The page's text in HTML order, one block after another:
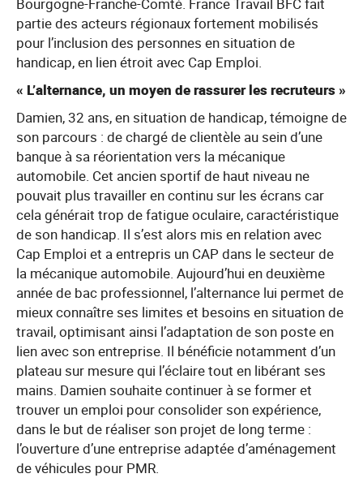
partie des acteurs régionaux fortement mobilisés
pour l’inclusion des personnes en situation de
handicap, en lien étroit avec Cap Emploi.
« L’alternance, un moyen de rassurer les recruteurs »
Damien, 32 ans, en situation de handicap, témoigne de
son parcours : de chargé de clientèle au sein d’une
banque à sa réorientation vers la mécanique
automobile. Cet ancien sportif de haut niveau ne
pouvait plus travailler en continu sur les écrans car
cela générait trop de fatigue oculaire, caractéristique
de son handicap. Il s’est alors mis en relation avec
Cap Emploi et a entrepris un CAP dans le secteur de
la mécanique automobile. Aujourd’hui en deuxième
année de bac professionnel, l’alternance lui permet de
mieux connaître ses limites et besoins en situation de
travail, optimisant ainsi l’adaptation de son poste en
lien avec son entreprise. Il bénéficie notamment d’un
plateau sur mesure qui l’éclaire tout en libérant ses
mains. Damien souhaite continuer à se former et
trouver un emploi pour consolider son expérience,
dans le but de réaliser son projet de long terme :
l’ouverture d’une entreprise adaptée d’aménagement
de véhicules pour PMR.